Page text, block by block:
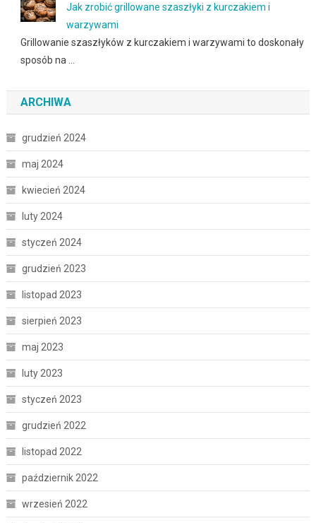
Jak zrobić grillowane szaszłyki z kurczakiem i
warzywami
Grillowanie szaszłyków z kurczakiem i warzywami to doskonały
sposób na …
ARCHIWA
grudzień 2024
maj 2024
kwiecień 2024
luty 2024
styczeń 2024
grudzień 2023
listopad 2023
sierpień 2023
maj 2023
luty 2023
styczeń 2023
grudzień 2022
listopad 2022
październik 2022
wrzesień 2022